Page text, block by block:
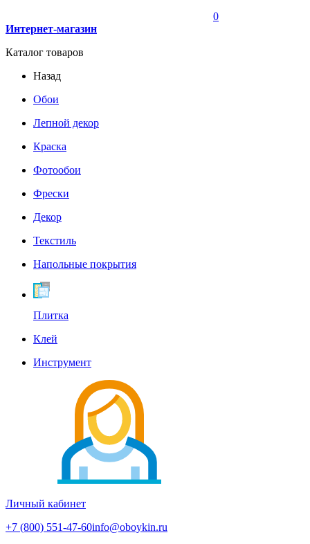
0
Интернет-магазин
Каталог товаров
Назад
Обои
Лепной декор
Краска
Фотообои
Фрески
Декор
Текстиль
Напольные покрытия
Плитка
Клей
Инструмент
Личный кабинет
+7 (800) 551-47-60info@oboykin.ru